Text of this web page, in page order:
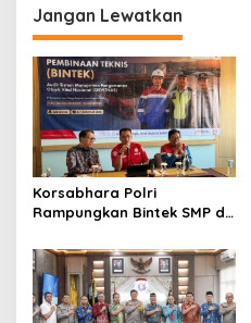
Tengah
Jangan Lewatkan
Korsabhara Polri
Rampungkan Bintek SMP di
Pengamanan Capai 88,44
Persen